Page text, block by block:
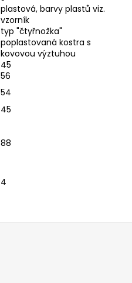
plastová, barvy plastů viz.
vzorník
typ "čtyřnožka"
poplastovaná kostra s
kovovou výztuhou
45
56
54
45
88
4